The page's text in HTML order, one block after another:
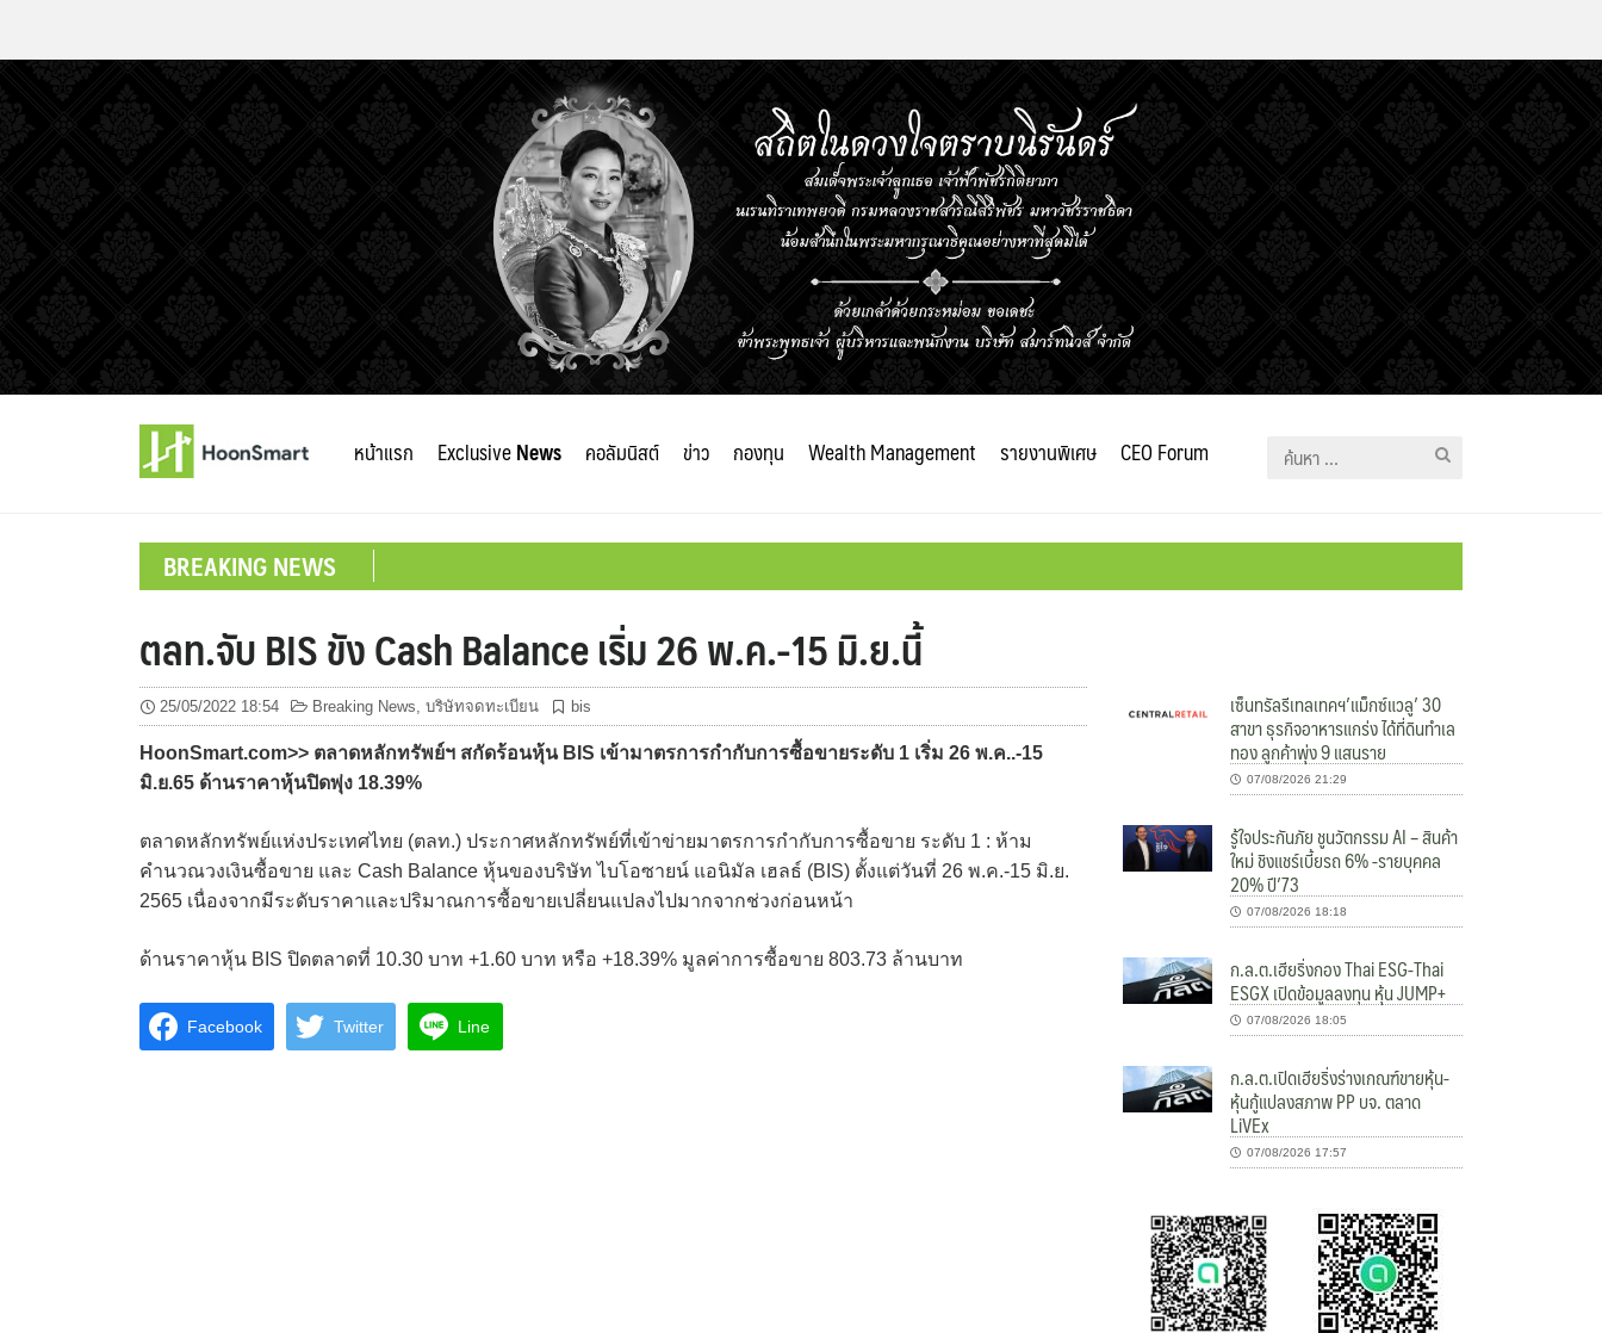
หน้าแรก ExclusiveNews คอลัมนิสต์ ข่าว กองทุน Wealth Management รายงานพิเศษ CEO Forum
ค้นหา
BREAKING NEWS
ตลท.จับ BIS ขัง Cash Balance เริ่ม 26 พ.ค.-15 มิ.ย.นี้
25/05/2022 18:54 Breaking News, บริษัทจดทะเบียน bis
HoonSmart.com>> ตลาดหลักทรัพย์ฯ สกัดร้อนหุ้น BIS เข้ามาตรการกำกับการซื้อขายระดับ 1 เริ่ม 26 พ.ค..-15
มิ.ย.65 ด้านราคาหุ้นปิดพุ่ง 18.39%
ตลาดหลักทรัพย์แห่งประเทศไทย (ตลท.) ประกาศหลักทรัพย์ที่เข้าข่ายมาตรการกำกับการซื้อขาย ระดับ 1 : ห้าม
คำนวณวงเงินซื้อขาย และ Cash Balance หุ้นของบริษัท ไบโอซายน์ แอนิมัล เฮลธ์ (BIS) ตั้งแต่วันที่ 26 พ.ค.-15 มิ.ย.
2565 เนื่องจากมีระดับราคาและปริมาณการซื้อขายเปลี่ยนแปลงไปมากจากช่วงก่อนหน้า
ด้านราคาหุ้น BIS ปิดตลาดที่ 10.30 บาท +1.60 บาท หรือ +18.39% มูลค่าการซื้อขาย 803.73 ล้านบาท
Facebook Twitter Line
เซ็นทรัลรีเทลเทคฯ’แม็กซ์แวลู’ 30
สาขา ธุรกิจอาหารแกร่ง ได้ที่ดินทำเล
ทอง ลูกค้าพุ่ง 9 แสนราย
07/08/2026 21:29
รู้ใจประกันภัย ชูนวัตกรรม AI – สินค้า
ใหม่ ชิงแชร์เบี้ยรถ 6% -รายบุคคล
20% ปี’73
07/08/2026 18:18
ก.ล.ต.เฮียริ่งกอง Thai ESG-Thai
ESGX เปิดข้อมูลลงทุน หุ้น JUMP+
07/08/2026 18:05
ก.ล.ต.เปิดเฮียริ่งร่างเกณฑ์ขายหุ้น-
หุ้นกู้แปลงสภาพ PP บจ. ตลาด
LiVEx
07/08/2026 17:57